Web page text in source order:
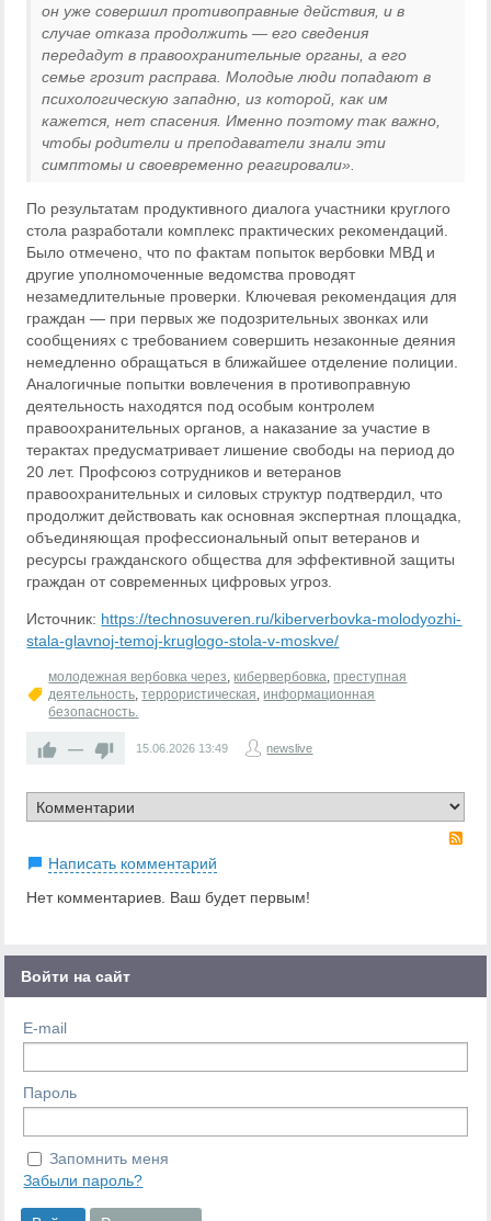
он уже совершил противоправные действия, и в
случае отказа продолжить — его сведения
передадут в правоохранительные органы, а его
семье грозит расправа. Молодые люди попадают в
психологическую западню, из которой, как им
кажется, нет спасения. Именно поэтому так важно,
чтобы родители и преподаватели знали эти
симптомы и своевременно реагировали».
По результатам продуктивного диалога участники круглого
стола разработали комплекс практических рекомендаций.
Было отмечено, что по фактам попыток вербовки МВД и
другие уполномоченные ведомства проводят
незамедлительные проверки. Ключевая рекомендация для
граждан — при первых же подозрительных звонках или
сообщениях с требованием совершить незаконные деяния
немедленно обращаться в ближайшее отделение полиции.
Аналогичные попытки вовлечения в противоправную
деятельность находятся под особым контролем
правоохранительных органов, а наказание за участие в
терактах предусматривает лишение свободы на период до
20 лет. Профсоюз сотрудников и ветеранов
правоохранительных и силовых структур подтвердил, что
продолжит действовать как основная экспертная площадка,
объединяющая профессиональный опыт ветеранов и
ресурсы гражданского общества для эффективной защиты
граждан от современных цифровых угроз.
Источник: https://technosuveren.ru/kiberverbovka-molodyozhi-
stala-glavnoj-temoj-kruglogo-stola-v-moskve/
молодежная вербовка через,кибервербовка, преступная
деятельность,террористическая, информационная
безопасность.
— 15.06.2026 13:49 newslive
Написать комментарий
Нет комментариев. Ваш будет первым!
Войти на сайт
E-mail
Пароль
Запомнить меня
Забыли пароль?